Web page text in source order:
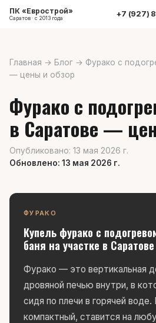
ПК «Еврострой»
Саратов · с 2013 года +7 (927)
Главная → Блог → Фурако с
— цены и обзор
Фурако с
в Саратове —
Опубликовано: 13 мая 2026 г.
Обновлено: 13 мая 2026 г.
ФУРАКО
Купель фурако с
баня на участке в Саратове
Фурако — это вертикальная
дровяной печью внутри, в
сидя по плечи в горячей воде.
компактный, ставится на